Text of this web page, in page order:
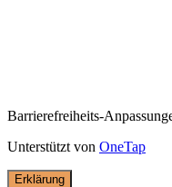
Barrierefreiheits-
Unterstützt von OneTap
Erklärung